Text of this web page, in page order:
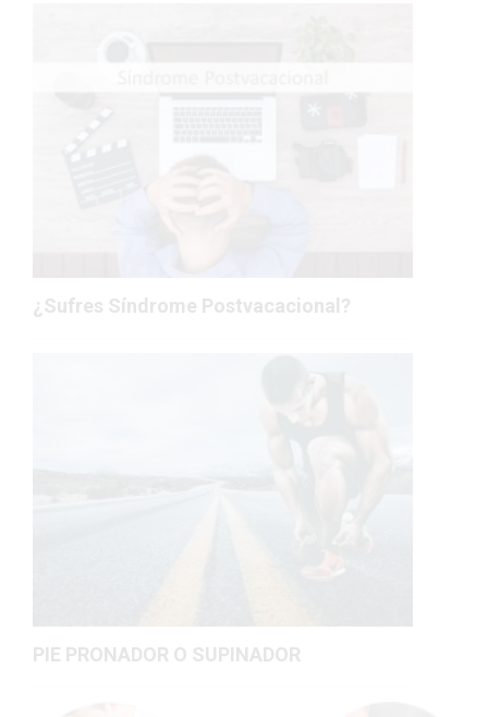
¿Sufres Síndrome Postvacacional?
PIE PRONADOR O SUPINADOR